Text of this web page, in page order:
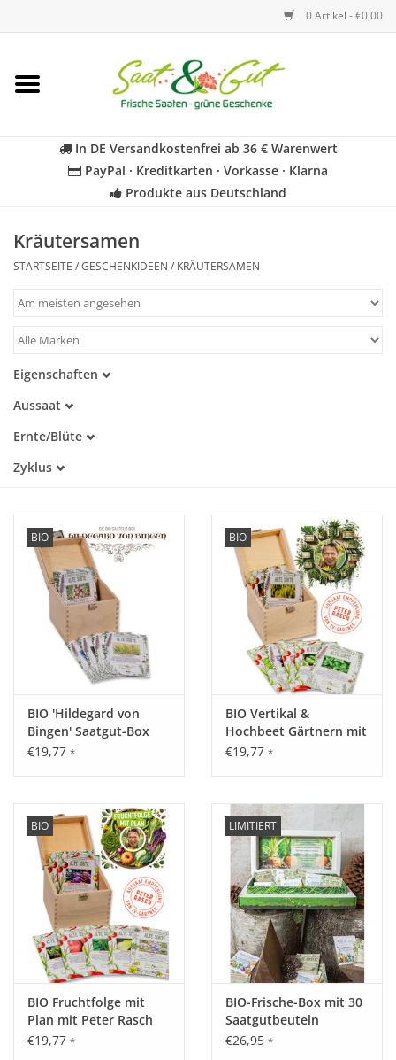
0 Artikel - €0,00
Startseite
Kräuter
Für Kinder
Geschenkideen
Katalog
In DE Versandkostenfrei ab 36 € Warenwert
PayPal · Kreditkarten · Vorkasse · Klarna
Produkte aus Deutschland
Kräutersamen
STARTSEITE /GESCHENKIDEEN / KRÄUTERSAMEN
Eigenschaften
Alte Sorte
Trockenheitstolerant
Kaltkeimer
Aussaat
Februar
März
Juli
August
September
Oktober
November
Dezember
Ernte/Blüte
April
Juli
August
September
Oktober
November
Dezember
Zyklus
BIO
BIO 'Hildegard von
Bingen' Saatgut-Box
€19,77 *
BIO
BIO Vertikal &
Hochbeet Gärtnern mit
Peter Rasch Saatgut-
€19,77 *
BIO
BIO Fruchtfolge mit
Plan mit Peter Rasch
Saatgut-Box
€19,77 *
LIMITIERT
BIO-Frische-Box mit 30
Saatgutbeuteln
€26,95 *